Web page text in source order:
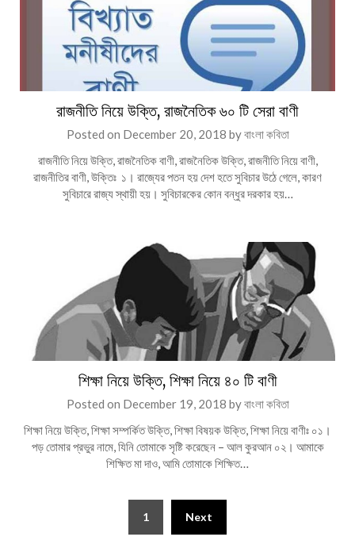
রাজনীতি নিয়ে উক্তি, রাজনৈতিক ৬০ টি সেরা বাণী
Posted on December 20, 2018 byবাংলা কবিতা
রাজনীতি নিয়ে উক্তি, রাজনৈতিক বাণী, রাজনৈতিক উক্তি, রাজনীতি নিয়ে বাণী,
রাজনীতির বাণী, উক্তিঃ ১। রাজ্যের পতন হয় দেশ হতে সুবিচার উঠে গেলে, কারণ
সুবিচারে রাজ্য স্থায়ী হয়। সুবিচারকের কোন বন্ধুর দরকার হয়…
শিক্ষা নিয়ে উক্তি, শিক্ষা নিয়ে ৪০ টি বাণী
Posted on December 19, 2018 byবাংলা কবিতা
শিক্ষা নিয়ে উক্তি, শিক্ষা সম্পর্কিত উক্তি, শিক্ষা বিষয়ক উক্তি, শিক্ষা নিয়ে বাণীঃ ০১।
পড় তোমার প্রভুর নামে, যিনি তোমাকে সৃষ্টি করেছেন – আল কুরআন ০২। আমাকে
শিক্ষিত মা দাও, আমি তোমাকে শিক্ষিত…
1 Next